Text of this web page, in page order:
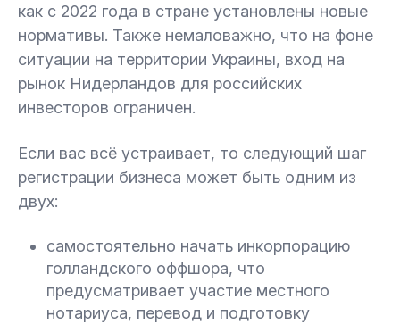
как с 2022 года в стране установлены новые
нормативы. Также немаловажно, что на фоне
ситуации на территории Украины, вход на
рынок Нидерландов для российских
инвесторов ограничен.
Если вас всё устраивает, то следующий шаг
регистрации бизнеса может быть одним из
двух:
самостоятельно начать инкорпорацию
голландского оффшора, что
предусматривает участие местного
нотариуса, перевод и подготовку